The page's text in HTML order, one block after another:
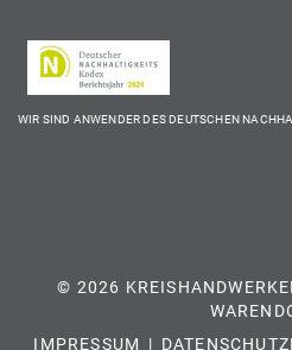
WIR SIND ANWENDER DES DEUTSCHEN
© 2026
IMPRESSUM